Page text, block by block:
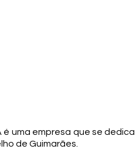
uma empresa que se
de Guimarães.